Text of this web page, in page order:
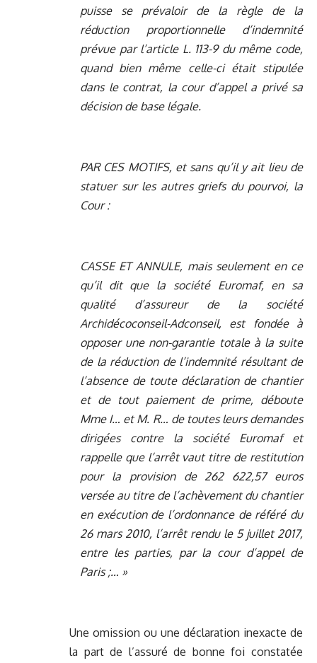
puisse se prévaloir de la règle de la
réduction proportionnelle d’indemnité
prévue par l’article L. 113-9 du même code,
quand bien même celle-ci était stipulée
dans le contrat, la cour d’appel a privé sa
décision de base légale.
PAR CES MOTIFS, et sans qu’il y ait lieu de
statuer sur les autres griefs du pourvoi, la
Cour :
CASSE ET ANNULE, mais seulement en ce
qu’il dit que la société Euromaf, en sa
qualité d’assureur de la société
Archidécoconseil-Adconseil, est fondée à
opposer une non-garantie totale à la suite
de la réduction de l’indemnité résultant de
l’absence de toute déclaration de chantier
et de tout paiement de prime, déboute
Mme I… et M. R… de toutes leurs demandes
dirigées contre la société Euromaf et
rappelle que l’arrêt vaut titre de restitution
pour la provision de 262 622,57 euros
versée au titre de l’achèvement du chantier
en exécution de l’ordonnance de référé du
26 mars 2010, l’arrêt rendu le 5 juillet 2017,
entre les parties, par la cour d’appel de
Paris ;… »
Une omission ou une déclaration inexacte de
la part de l’assuré de bonne foi constatée